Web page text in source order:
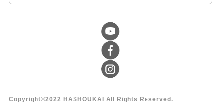
Copyright©2022 HASHOUKAI All Rights Reserved.